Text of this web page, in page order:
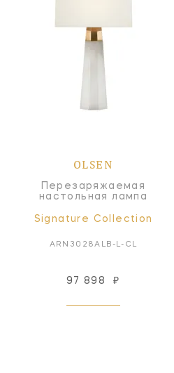
OLSEN
Перезаряжаемая
настольная лампа
Signature Collection
ARN3028ALB-L-CL
97 898 ₽